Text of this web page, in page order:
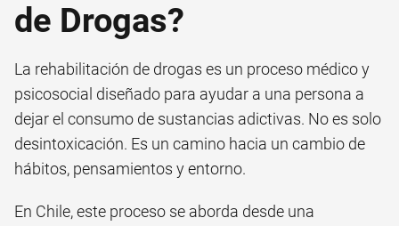
de Drogas?
La rehabilitación de drogas es un proceso médico y
psicosocial diseñado para ayudar a una persona a
dejar el consumo de sustancias adictivas. No es solo
desintoxicación. Es un camino hacia un cambio de
hábitos, pensamientos y entorno.
En Chile, este proceso se aborda desde una